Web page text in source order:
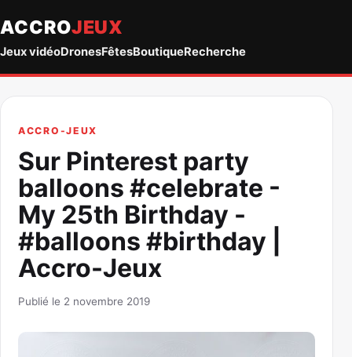
ACCROJEUX
Jeux vidéoDronesFêtesBoutiqueRecherche
ACCRO-JEUX
Sur Pinterest party
balloons #celebrate -
My 25th Birthday -
#balloons #birthday |
Accro-Jeux
Publié le 2 novembre 2019